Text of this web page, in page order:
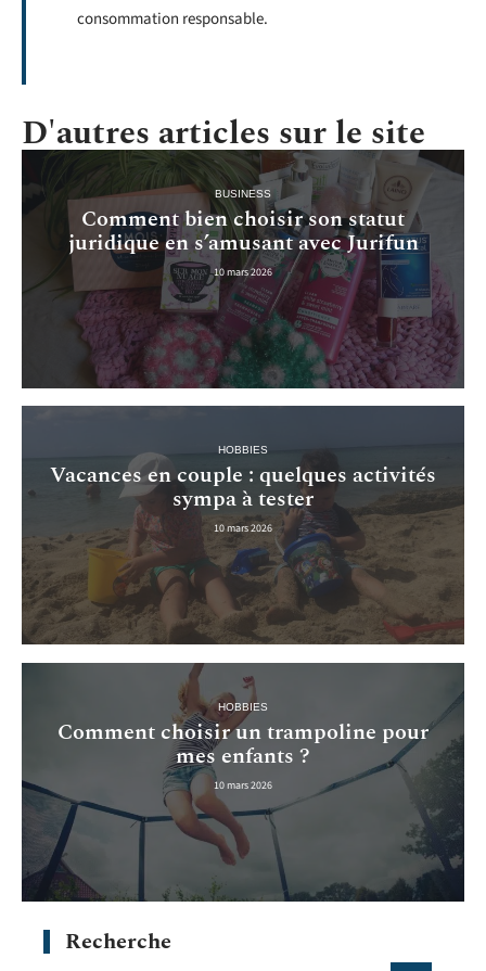
consommation responsable.
D'autres articles sur le site
BUSINESS
Comment bien choisir son statut
juridique en s’amusant avec Jurifun
10 mars 2026
HOBBIES
Vacances en couple : quelques activités
sympa à tester
10 mars 2026
HOBBIES
Comment choisir un trampoline pour
mes enfants ?
10 mars 2026
Recherche